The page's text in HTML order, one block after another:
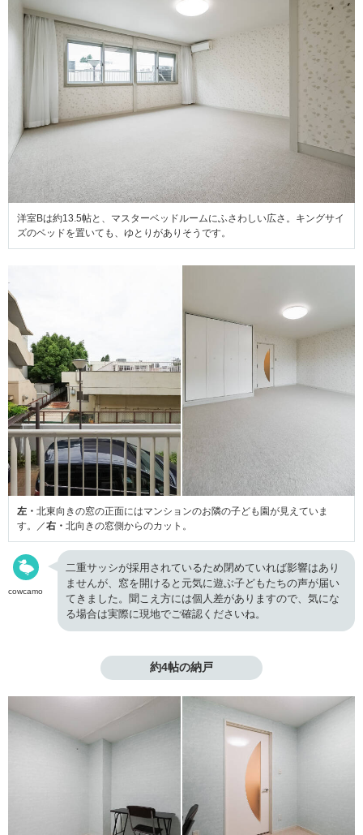
洋室Bは約13.5帖と、マスターベッドルームにふさわしい広さ。キングサイ
ズのベッドを置いても、ゆとりがありそうです。
左・ 北東向きの窓の正面にはマンションのお隣の子ども園が見えていま
す。／右・ 北向きの窓側からのカット。
cowcamo
二重サッシが採用されているため閉めていれば影響はあり
ませんが、窓を開けると元気に遊ぶ子どもたちの声が届い
てきました。聞こえ方には個人差がありますので、気にな
る場合は実際に現地でご確認くださいね。
約4帖の納戸